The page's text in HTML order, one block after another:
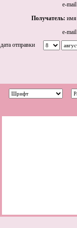
e-mail
Получатель: имя
e-mail
дата отправки